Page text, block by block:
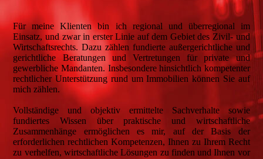
Für meine Klienten bin ich regional und überregional im
Einsatz, und zwar in erster Linie auf dem Gebiet des Zivil- und
Wirtschaftsrechts. Dazu zählen fundierte außergerichtliche und
gerichtliche Beratungen und Vertretungen für private und
gewerbliche Mandanten. Insbesondere hinsichtlich kompetenter
rechtlicher Unterstützung rund um Immobilien können Sie auf
mich zählen.
Vollständige und objektiv ermittelte Sachverhalte sowie
fundiertes Wissen über praktische und wirtschaftliche
Zusammenhänge ermöglichen es mir, auf der Basis der
erforderlichen rechtlichen Kompetenzen, Ihnen zu Ihrem Recht
zu verhelfen, wirtschaftliche Lösungen zu finden und Ihnen vor